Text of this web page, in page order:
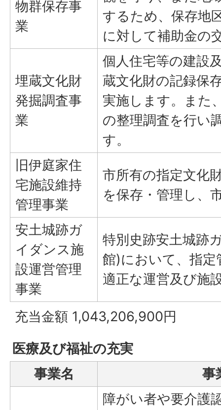
物群保存事
業
するため、保存地
に対して補助金の
埋蔵文化財
発掘調査事
業
個人住宅等の建設
蔵文化財の記録保
実施します。また
の整理調査を行い
す。
旧伊庭家住
宅施設維持
管理事業
市所有の指定文化
を保存・管理し、
安土城跡ガ
イダンス施
設運営管理
事業
特別史跡安土城跡
館)において、指定
適正な運営及び施
充当金額 1,043,206,900円
医療及び福祉の充実
事業名
事
障がい者や要介護